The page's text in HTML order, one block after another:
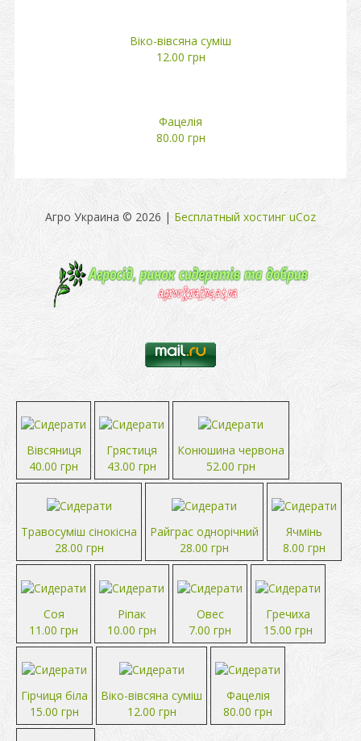
Віко-вівсяна суміш
12.00 грн
Фацелія
80.00 грн
Агро Украина © 2026 | Бесплатный хостинг uCoz
Вівсяниця
40.00 грн
Грястиця
43.00 грн
Конюшина червона
52.00 грн
Травосуміш сінокісна
28.00 грн
Райграс однорічний
28.00 грн
Ячмінь
8.00 грн
Соя
11.00 грн
Ріпак
10.00 грн
Овес
7.00 грн
Гречиха
15.00 грн
Гірчиця біла
15.00 грн
Віко-вівсяна суміш
12.00 грн
Фацелія
80.00 грн